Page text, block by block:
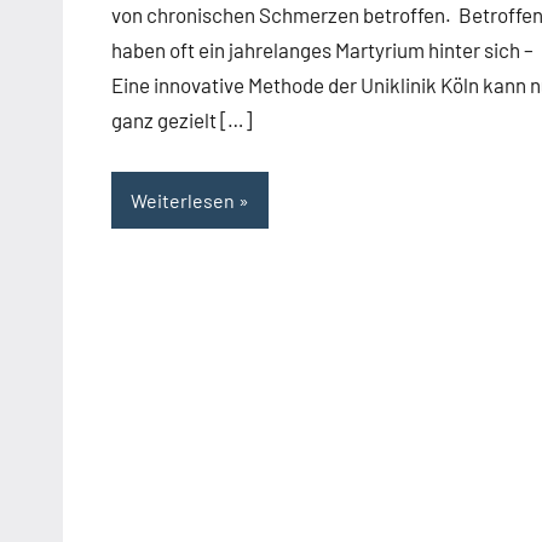
von chronischen Schmerzen betroffen.
haben oft ein jahrelanges Martyrium hinter sich –
Eine innovative Methode der Uniklinik Köln kann
ganz gezielt […]
Weiterlesen